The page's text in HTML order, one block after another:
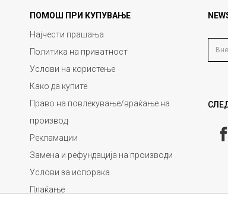
ПОМОШ ПРИ КУПУВАЊЕ
Најчести прашања
Политика на приватност
Услови на користење
Како да купите
Право на повлекување/враќање на
производ
Рекламации
Замена и рефундација на производи
Услови за испорака
Плаќање